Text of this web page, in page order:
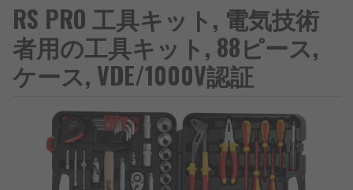
RS PRO 工具キット, 電気技術
者用の工具キット, 88ピース,
ケース, VDE/1000V認証